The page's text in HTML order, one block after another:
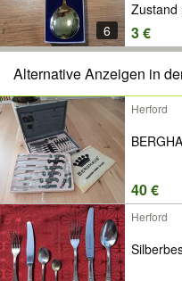
6
Zustand
3 €
Alternative Anzeigen in
Herford
40 €
Herford